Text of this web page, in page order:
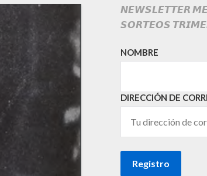
𝙉𝙀𝙒𝙎𝙇𝙀𝙏𝙏𝙀𝙍
𝙎𝙊𝙍𝙏𝙀𝙊𝙎
NOMBRE
DIRECCIÓN DE